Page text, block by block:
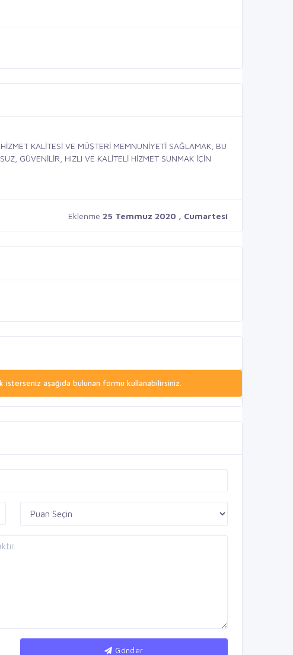
KALİTESİ VE MÜŞTERİ MEMNUNİYETİ SAĞLAMAK, BU
GÜVENİLİR, HIZLI VE KALİTELİ HİZMET SUNMAK İÇİN
Eklenme 25 Temmuz 2020 , Cumartesi
isterseniz aşağıda bulunan formu kullanabilirsiniz.
Gönder